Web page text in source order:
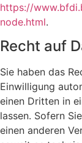
https://
node.html.
Recht auf
Sie haben das
Einwilligung
einen Dritten in
lassen. Sofern
einen anderen